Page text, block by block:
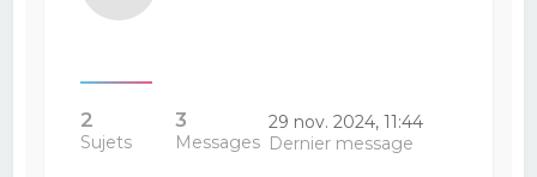
2
Sujets
3
Messages
29 nov. 2024, 11:44
Dernier message